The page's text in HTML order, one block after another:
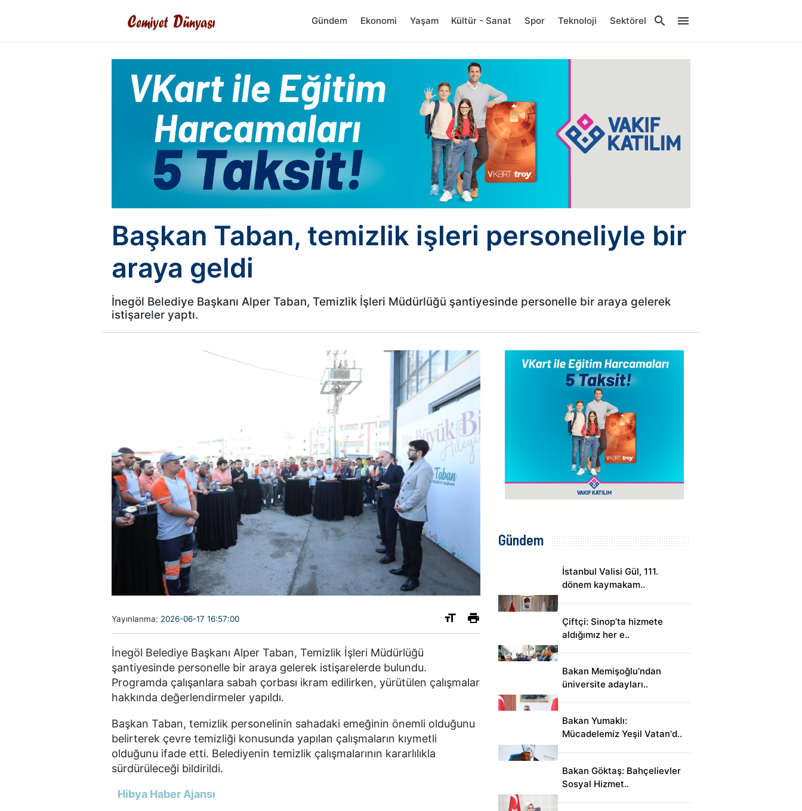
Gündem Ekonomi Yaşam Kültür - Sanat Spor Teknoloji Sektörel
Başkan Taban, temizlik işleri personeliyle bir
araya geldi
İnegöl Belediye Başkanı Alper Taban, Temizlik İşleri Müdürlüğü şantiyesinde personelle bir araya gelerek
istişareler yaptı.
Yayınlanma: 2026-06-17 16:57:00
İnegöl Belediye Başkanı Alper Taban, Temizlik İşleri Müdürlüğü
şantiyesinde personelle bir araya gelerek istişarelerde bulundu.
Programda çalışanlara sabah çorbası ikram edilirken, yürütülen çalışmalar
hakkında değerlendirmeler yapıldı.
Başkan Taban, temizlik personelinin sahadaki emeğinin önemli olduğunu
belirterek çevre temizliği konusunda yapılan çalışmaların kıymetli
olduğunu ifade etti. Belediyenin temizlik çalışmalarının kararlılıkla
sürdürüleceği bildirildi.
Hibya Haber Ajansı
Gündem
İstanbul Valisi Gül, 111.
dönem kaymakam..
Çiftçi: Sinop’ta hizmete
aldığımız her e..
Bakan Memişoğlu'ndan
üniversite adayları..
Bakan Yumaklı:
Mücadelemiz Yeşil Vatan'd..
Bakan Göktaş: Bahçelievler
Sosyal Hizmet..